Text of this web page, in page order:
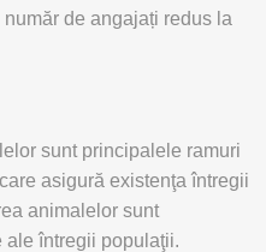
de angajați redus la
sunt principalele ramuri
asigură existenţa întregii
animalelor sunt
ale întregii populaţii.